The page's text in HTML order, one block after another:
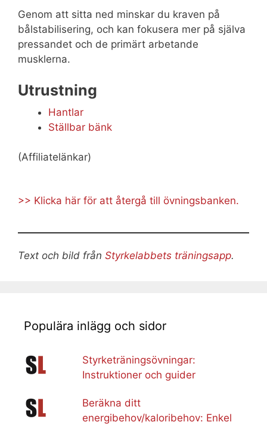
Genom att sitta ned minskar du kraven på
bålstabilisering, och kan fokusera mer på själva
pressandet och de primärt arbetande
musklerna.
Utrustning
Hantlar
Ställbar bänk
(Affiliatelänkar)
>> Klicka här för att återgå till övningsbanken.
Text och bild från Styrkelabbets träningsapp.
Populära inlägg och sidor
Styrketräningsövningar:
Instruktioner och guider
Beräkna ditt
energibehov/kaloribehov: Enkel